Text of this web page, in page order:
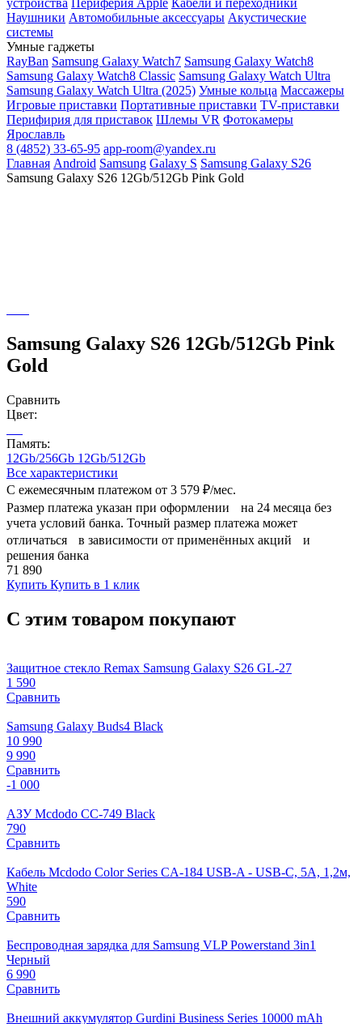
устройства Периферия Apple Кабели и переходники
Наушники Автомобильные аксессуары Акустические
системы
Умные гаджеты
RayBan Samsung Galaxy Watch7 Samsung Galaxy Watch8
Samsung Galaxy Watch8 Classic Samsung Galaxy Watch Ultra
Samsung Galaxy Watch Ultra (2025) Умные кольца Массажеры
Игровые приставки Портативные приставки TV-приставки
Перифирия для приставок Шлемы VR Фотокамеры
Ярославль
8 (4852) 33-65-95 app-room@yandex.ru
Главная Android Samsung Galaxy S Samsung Galaxy S26
Samsung Galaxy S26 12Gb/512Gb Pink Gold
Samsung Galaxy S26 12Gb/512Gb Pink
Gold
Сравнить
Цвет:
Память:
12Gb/256Gb 12Gb/512Gb
Все характеристики
С ежемесячным платежом от 3 579 ₽/мес.
Размер платежа указан при оформлении на 24 месяца без
учета условий банка. Точный размер платежа может
отличаться в зависимости от применённых акций и
решения банка
71 890
Купить Купить в 1 клик
С этим товаром покупают
Защитное стекло Remax Samsung Galaxy S26 GL-27
1 590
Сравнить
Samsung Galaxy Buds4 Black
10 990
9 990
Сравнить
-1 000
АЗУ Mcdodo CC-749 Black
790
Сравнить
Кабель Mcdodo Color Series CA-184 USB-A - USB-C, 5A, 1,2м,
White
590
Сравнить
Беспроводная зарядка для Samsung VLP Powerstand 3in1
Черный
6 990
Сравнить
Внешний аккумулятор Gurdini Business Series 10000 mAh